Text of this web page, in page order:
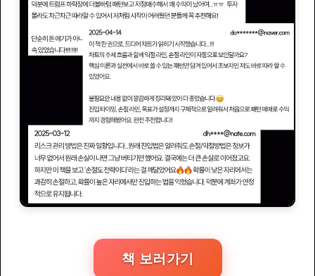
책 보러가기